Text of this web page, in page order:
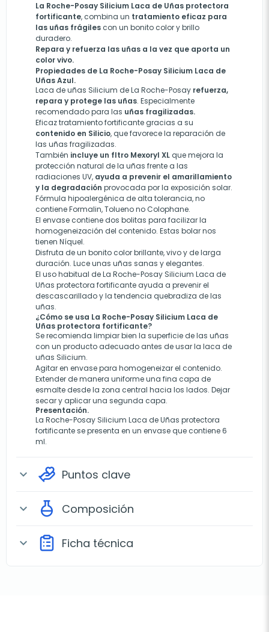
La Roche-Posay Silicium Laca de Uñas protectora
fortificante, combina un tratamiento eficaz para
las uñas frágiles con un bonito color y brillo
duradero.
Repara y refuerza las uñas a la vez que aporta un
color vivo.
Propiedades de La Roche-Posay Silicium Laca de
Uñas Azul.
Laca de uñas Silicium de La Roche-Posay refuerza,
repara y protege las uñas. Especialmente
recomendado para las uñas fragilizadas.
Eficaz tratamiento fortificante gracias a su
contenido en Silicio, que favorece la reparación de
las uñas fragilizadas.
También incluye un fltro Mexoryl XL que mejora la
protección natural de la uñas frente a las
radiaciones UV, ayuda a prevenir el amarillamiento
y la degradación provocada por la exposición solar.
Fórmula hipoalergénica de alta tolerancia, no
contiene Formalin, Tolueno no Colophane.
El envase contiene dos bolitas para facilizar la
homogeneización del contenido. Estas bolar nos
tienen Níquel.
Disfruta de un bonito color brillante, vivo y de larga
duración. Luce unas uñas sanas y elegantes.
El uso habitual de La Roche-Posay Silicium Laca de
Uñas protectora fortificante ayuda a prevenir el
descascarillado y la tendencia quebradiza de las
uñas.
¿Cómo se usa La Roche-Posay Silicium Laca de
Uñas protectora fortificante?
Se recomienda limpiar bien la superficie de las uñas
con un producto adecuado antes de usar la laca de
uñas Silicium.
Agitar en envase para homogeneizar el contenido.
Extender de manera uniforme una fina capa de
esmalte desde la zona central hacia los lados. Dejar
secar y aplicar una segunda capa.
Presentación.
La Roche-Posay Silicium Laca de Uñas protectora
fortificante se presenta en un envase que contiene 6
ml.
expand_more Puntos clave
expand_more Composición
expand_more Ficha técnica